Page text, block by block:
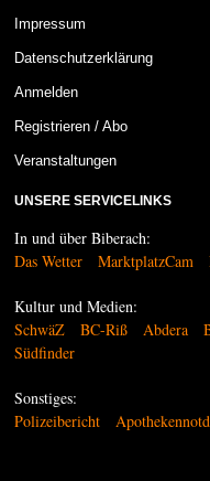
Impressum
Datenschutzerklärung
Anmelden
Registrieren / Abo
Veranstaltungen
UNSERE SERVICELINKS
In und über Biberach:
Das Wetter
MarktplatzCam
Kultur und Medien:
SchwäZ
BC-Riß Abdera
Südfinder
Sonstiges:
Polizeibericht